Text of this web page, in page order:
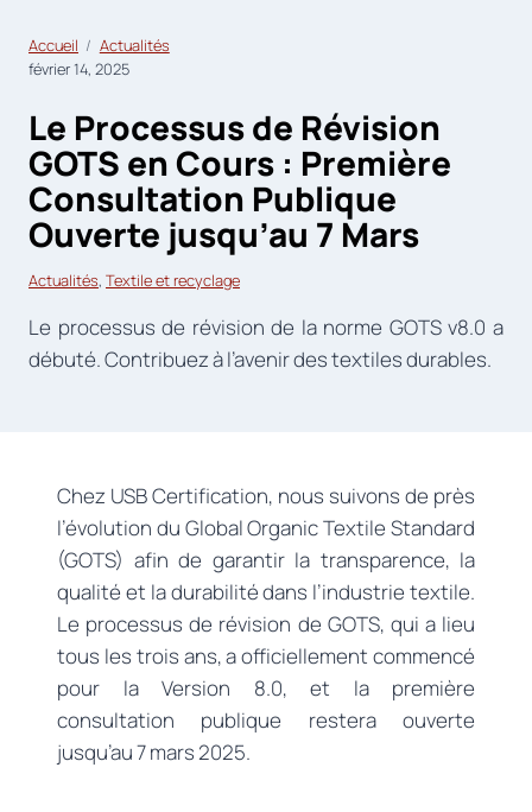
Accueil
Actualités
février 14, 2025
Le Processus de Révision
GOTS en Cours : Première
Consultation Publique
Ouverte jusqu’au 7 Mars
Actualités, Textile et recyclage
Le processus de révision de la norme GOTS v8.0 a
débuté. Contribuez à l’avenir des textiles durables.
Chez USB Certification, nous suivons de près
l’évolution du Global Organic Textile Standard
(GOTS) afin de garantir la transparence, la
qualité et la durabilité dans l’industrie textile.
Le processus de révision de GOTS, qui a lieu
tous les trois ans, a officiellement commencé
pour la Version 8.0, et la première
consultation publique restera ouverte
jusqu’au 7 mars 2025.